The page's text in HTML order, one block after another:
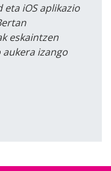
iOS aplikazio
eskaintzen
izango